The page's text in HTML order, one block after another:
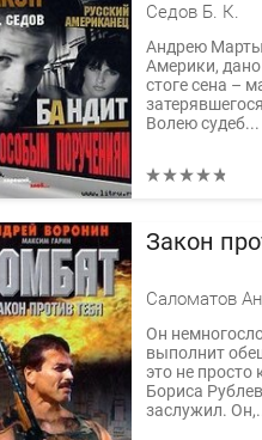
Седов Б. К.
Андрею
Америки, дано
стоге сена –
Волею судеб...
Закон
Он
выполнит
это не просто
Бориса
заслужил.